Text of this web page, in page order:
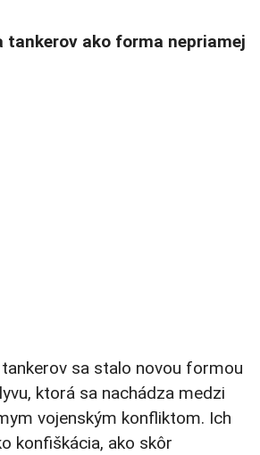
tankerov ako forma nepriamej
sa stalo novou formou
ktorá sa nachádza medzi
vojenským konfliktom. Ich
konfiškácia, ako skôr